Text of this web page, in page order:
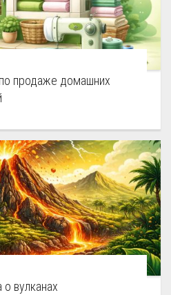
продаже домашних
вулканах